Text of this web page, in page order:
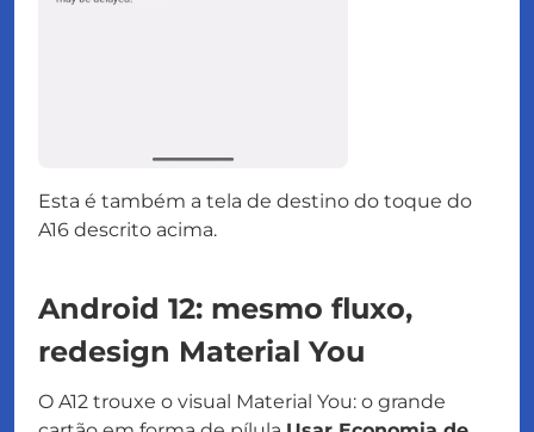
Esta é também a tela de destino do toque do
A16 descrito acima.
Android 12: mesmo fluxo,
redesign Material You
O A12 trouxe o visual Material You: o grande